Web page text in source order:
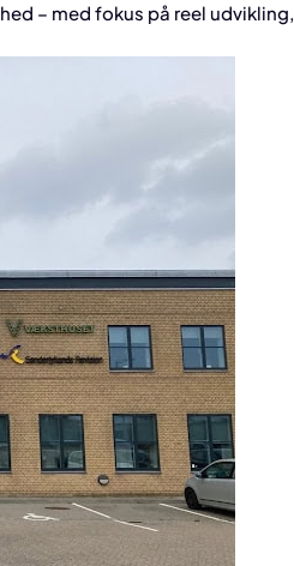
– med fokus på reel udvikling,